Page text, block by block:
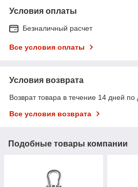
Условия оплаты
Безналичный расчет
Все условия оплаты
Условия возврата
Возврат товара в течение 14 дней по
Все условия возврата
Подобные товары компании